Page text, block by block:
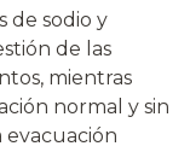
de sodio y
de las
mientras
normal y sin
evacuación